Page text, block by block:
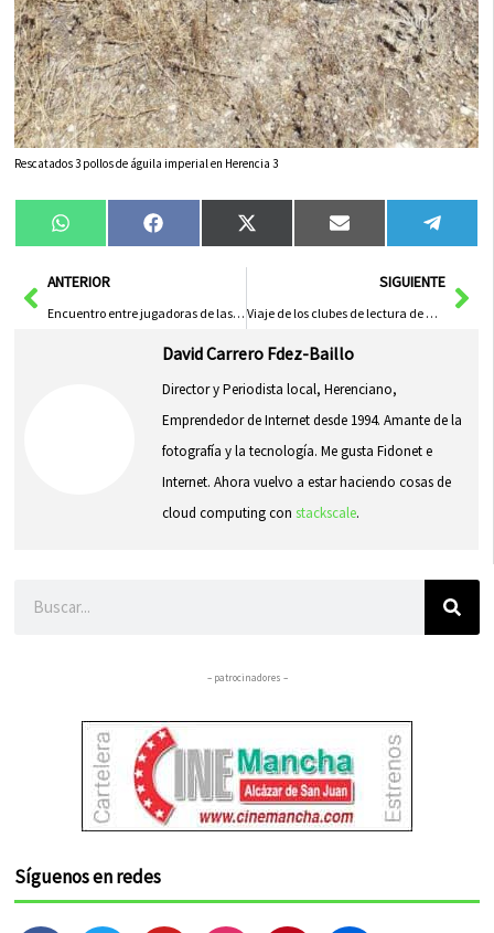
Rescatados 3 pollos de águila imperial en Herencia 3
Compartir
en
WhatsAppCompartir
en
FacebookCompartir
en
X
(Twitter)
Compartir
en
Email
en
AntANTERIOR
Encuentro entre jugadoras de las Escuelas Deportivas Municipales y antiguas jugadoras
SIGUIENTE
Viaje de los clubes de lectura de Herencia a Plasencia y Hervás
David Carrero Fdez-Baillo
Director y Periodista local, Herenciano,
Emprendedor de Internet desde 1994. Amante de la
fotografía y la tecnología. Me gusta Fidonet e
Internet. Ahora vuelvo a estar haciendo cosas de
cloud computing con stackscale.
– patrocinadores –
Síguenos en redes